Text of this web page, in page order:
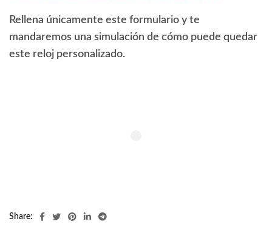
Rellena únicamente este formulario y te
mandaremos una simulación de cómo puede quedar
este reloj personalizado.
Share